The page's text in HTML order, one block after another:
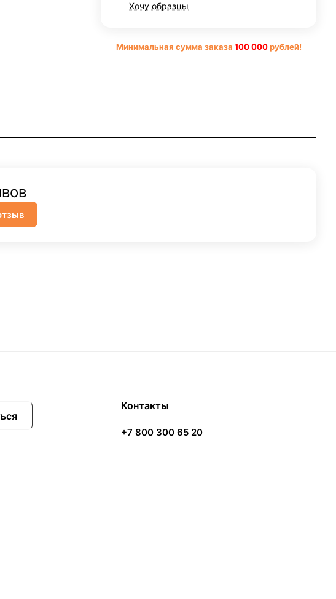
Хочу образцы
Минимальная сумма заказа 100 000рублей!
Контакты
+7 800 300 65 20